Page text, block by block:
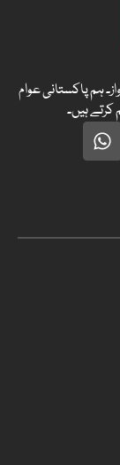
کی آواز۔ ہم پاکستانی عوام
کرتے ہیں۔